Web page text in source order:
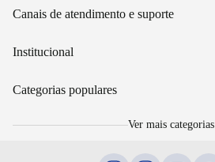
Canais de atendimento e suporte
Acompanhar pedido
Email: sac@lojasunilar.com.br
Institucional
Política de entregas
Portal de Vagas
Categorias populares
Ver mais categorias